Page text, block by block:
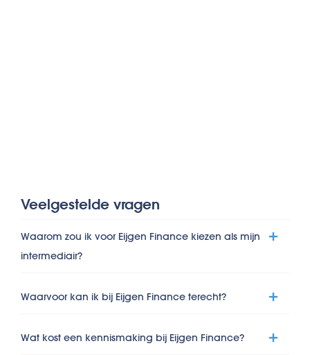
Veelgestelde vragen
Waarom zou ik voor Eijgen Finance kiezen als mijn
intermediair?
Waarvoor kan ik bij Eijgen Finance terecht?
Wat kost een kennismaking bij Eijgen Finance?